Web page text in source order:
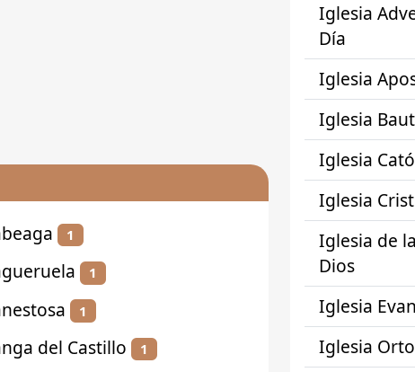
1
1
1
del Castillo 1
Iglesia
Día
Iglesia
Iglesia
Iglesia
Iglesia
Iglesia de
Dios
Iglesia
Iglesia